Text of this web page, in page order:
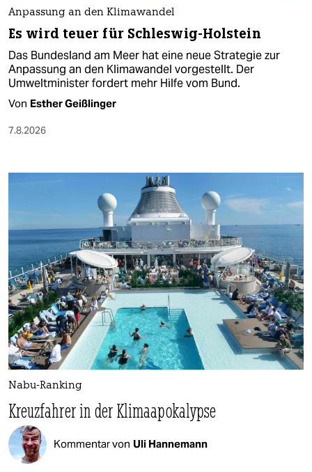
Anpassung an den Klimawandel
Es wird teuer für Schleswig-Holstein
Das Bundesland am Meer hat eine neue Strategie zur
Anpassung an den Klimawandel vorgestellt. Der
Umweltminister fordert mehr Hilfe vom Bund.
Von Esther Geißlinger
7.8.2026
Nabu-Ranking
Kreuzfahrer in der Klimaapokalypse
Kommentar von Uli Hannemann